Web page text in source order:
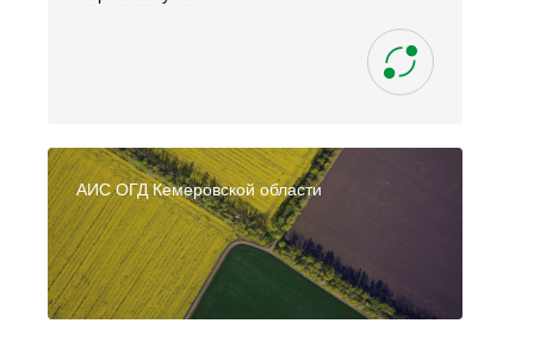
АИС ОГД Кемеровской области